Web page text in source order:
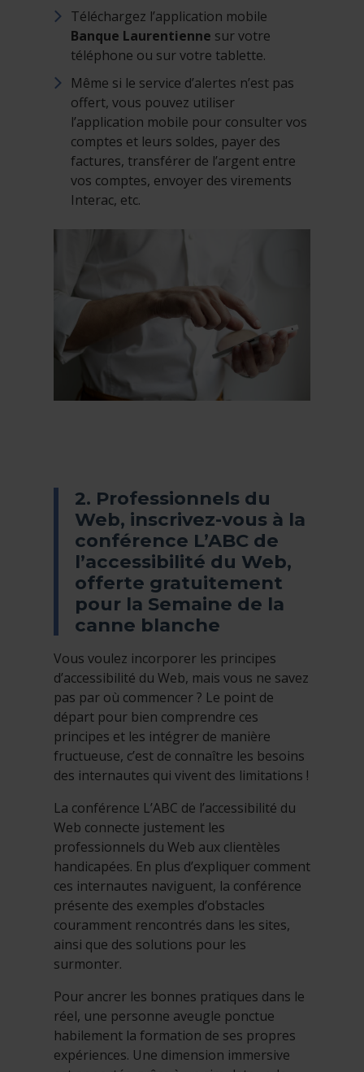
Téléchargez l’application mobile
Banque Laurentienne sur votre
téléphone ou sur votre tablette.
Même si le service d’alertes n’est pas
offert, vous pouvez utiliser
l’application mobile pour consulter vos
comptes et leurs soldes, payer des
factures, transférer de l’argent entre
vos comptes, envoyer des virements
Interac, etc.
2. Professionnels du
Web, inscrivez-vous à la
conférence L’ABC de
l’accessibilité du Web,
offerte gratuitement
pour la Semaine de la
canne blanche
Vous voulez incorporer les principes
d’accessibilité du Web, mais vous ne savez
pas par où commencer ? Le point de
départ pour bien comprendre ces
principes et les intégrer de manière
fructueuse, c’est de connaître les besoins
des internautes qui vivent des limitations !
La conférence L’ABC de l’accessibilité du
Web connecte justement les
professionnels du Web aux clientèles
handicapées. En plus d’expliquer comment
ces internautes naviguent, la conférence
présente des exemples d’obstacles
couramment rencontrés dans les sites,
ainsi que des solutions pour les
surmonter.
Pour ancrer les bonnes pratiques dans le
réel, une personne aveugle ponctue
habilement la formation de ses propres
expériences. Une dimension immersive